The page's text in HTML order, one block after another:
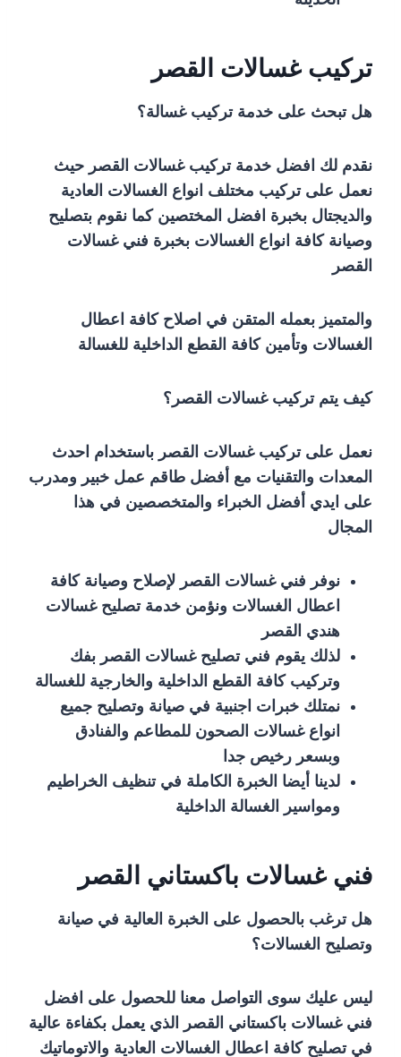
تركيب غسالات القصر
هل تبحث على خدمة تركيب غسالة؟
نقدم لك افضل خدمة تركيب غسالات القصر حيث
نعمل على تركيب مختلف انواع الغسالات العادية
والديجتال بخبرة افضل المختصين كما نقوم بتصليح
وصيانة كافة انواع الغسالات بخبرة فني غسالات
القصر
والمتميز بعمله المتقن في اصلاح كافة اعطال
الغسالات وتأمين كافة القطع الداخلية للغسالة
كيف يتم تركيب غسالات القصر؟
نعمل على تركيب غسالات القصر باستخدام احدث
المعدات والتقنيات مع أفضل طاقم عمل خبير ومدرب
على ايدي أفضل الخبراء والمتخصصين في هذا
المجال
نوفر فني غسالات القصر لإصلاح وصيانة كافة
اعطال الغسالات ونؤمن خدمة تصليح غسالات
هندي القصر
لذلك يقوم فني تصليح غسالات القصر بفك
وتركيب كافة القطع الداخلية والخارجية للغسالة
نمتلك خبرات اجنبية في صيانة وتصليح جميع
انواع غسالات الصحون للمطاعم والفنادق
وبسعر رخيص جدا
لدينا أيضا الخبرة الكاملة في تنظيف الخراطيم
ومواسير الغسالة الداخلية
فني غسالات باكستاني القصر
هل ترغب بالحصول على الخبرة العالية في صيانة
وتصليح الغسالات؟
ليس عليك سوى التواصل معنا للحصول على افضل
فني غسالات باكستاني القصر الذي يعمل بكفاءة عالية
في تصليح كافة اعطال الغسالات العادية والاتوماتيك